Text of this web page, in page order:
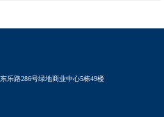
乐路286号绿地商业中心5栋49楼